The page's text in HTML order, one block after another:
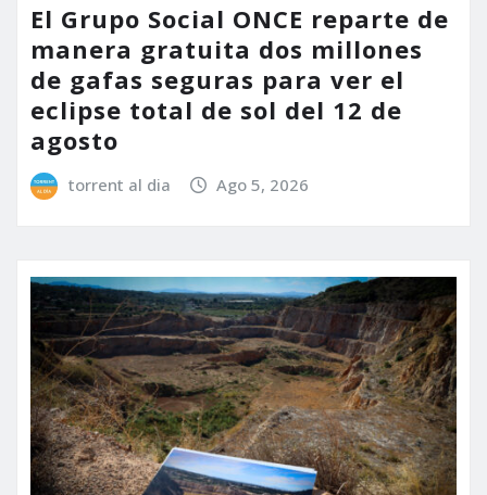
El Grupo Social ONCE reparte de
manera gratuita dos millones
de gafas seguras para ver el
eclipse total de sol del 12 de
agosto
torrent al dia Ago 5, 2026